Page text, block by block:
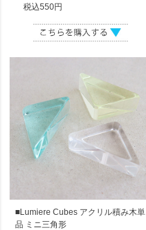
税込550円
■Lumiere Cubes アクリル積み木単
品 ミニ三角形